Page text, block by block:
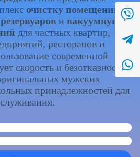
очистку помещений ,
и вакуумную
для частных квартир,
ресторанов и
современной
скорость и безотказность
мужских
принадлежностей для